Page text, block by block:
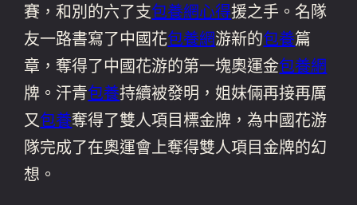
賽，和別的六了支包養網心得援之手。名隊
友一路書寫了中國花包養網游新的包養篇
章，奪得了中國花游的第一塊奧運金包養網
牌。汗青包養持續被發明，姐妹倆再接再厲
又包養奪得了雙人項目標金牌，為中國花游
隊完成了在奧運會上奪得雙人項目金牌的幻
想。